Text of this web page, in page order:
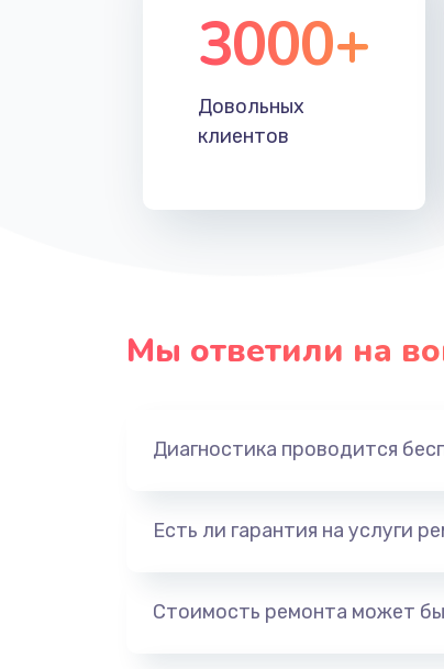
3000+
Довольных
клиентов
Мы ответили на
Диагностика проводится
Есть ли гарантия на услуги
Стоимость ремонта может